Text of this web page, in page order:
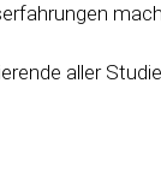
aller